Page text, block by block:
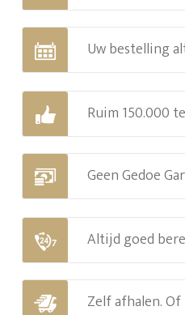
Uw bestelling
Ruim 150.000
Geen Gedoe
Altijd goed
Zelf afhalen.